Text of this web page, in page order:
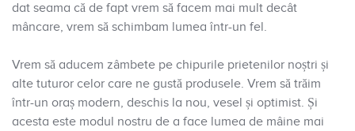
dat seama că de fapt vrem să facem mai mult decât
mâncare, vrem să schimbam lumea într-un fel.
Vrem să aducem zâmbete pe chipurile prietenilor noștri și
alte tuturor celor care ne gustă produsele. Vrem să trăim
într-un oraș modern, deschis la nou, vesel și optimist. Și
acesta este modul nostru de a face lumea de mâine mai